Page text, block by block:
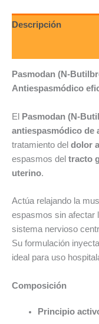
Descripción
Pasmodan (N-
Antiespasmódico
El Pasmodan (N-
antiespasmódico de
tratamiento del dolor
espasmos del tracto
uterino.
Actúa relajando la
espasmos sin afectar
sistema nervioso
Su formulación
ideal para uso
Composición
Principio